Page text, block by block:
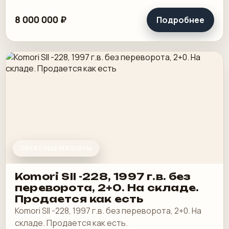
8 000 000 ₽ Подробнее
Komori SII -228, 1997 г.в. без
переворота, 2+0. На складе.
Продается как есть
Komori SII -228, 1997 г.в. без переворота, 2+0. На
складе. Продается как есть.